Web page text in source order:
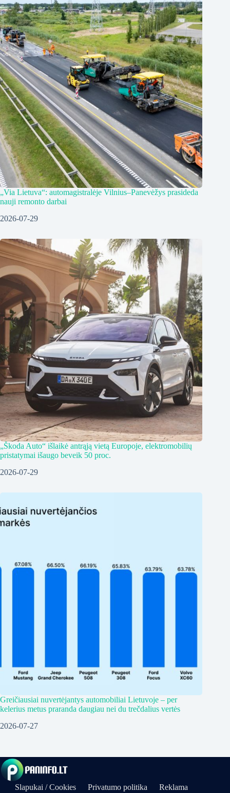
„Via Lietuva“: automagistralėje Vilnius–Panevėžys prasideda
nauji remonto darbai
2026-07-29
„Škoda Auto“ išlaikė antrąją vietą Europoje, elektromobilių
pristatymai išaugo beveik 50 proc.
2026-07-29
Greičiausiai nuvertėjantys automobiliai Lietuvoje – per
kelerius metus praranda daugiau nei du trečdalius vertės
2026-07-27
Slapukai / Cookies Privatumo politika
Reklama